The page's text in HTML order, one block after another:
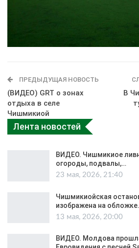
ПРЕДЫДУЩАЯ НОВОСТЬ
(ВИДЕО) GRT о зонах
отдыха в селе
Чишмикиой
В
Лента новостей
ВИДЕО. Чишмикиое
огороды, подвалы,…
23 мая, 2026, 21:40
Чишмикиойская
изображена на
13 мая, 2026, 20:00
ВИДЕО. Молдова